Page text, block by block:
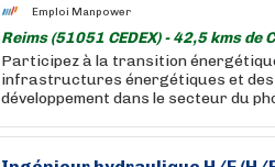
Emploi Manpower
Reims (51051 CEDEX) - 42,5 kms de
Participez à la transition
infrastructures énergétiques et des
développement dans le secteur du